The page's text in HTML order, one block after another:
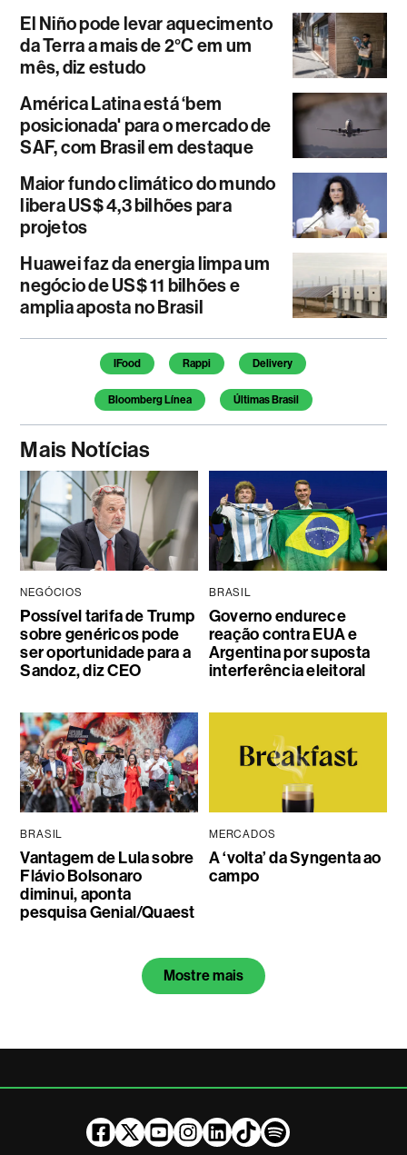
El Niño pode levar aquecimento
da Terra a mais de 2°C em um
mês, diz estudo
América Latina está ‘bem
posicionada' para o mercado de
SAF, com Brasil em destaque
Maior fundo climático do mundo
libera US$ 4,3 bilhões para
projetos
Huawei faz da energia limpa um
negócio de US$ 11 bilhões e
amplia aposta no Brasil
Temas deste artigo
IFood Rappi Delivery
Bloomberg Línea Últimas Brasil
Mais Notícias
NEGÓCIOS
Possível tarifa de Trump
sobre genéricos pode
ser oportunidade para a
Sandoz, diz CEO
BRASIL
Governo endurece
reação contra EUA e
Argentina por suposta
interferência eleitoral
BRASIL
Vantagem de Lula sobre
Flávio Bolsonaro
diminui, aponta
pesquisa Genial/Quaest
MERCADOS
A ‘volta’ da Syngenta ao
campo
Mostre mais